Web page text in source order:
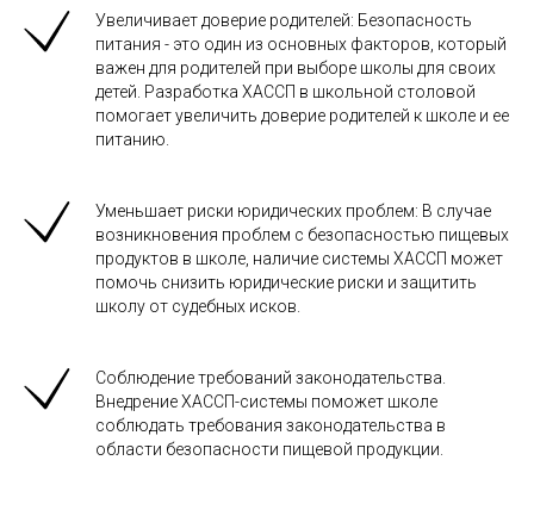
Увеличивает доверие родителей: Безопасность
питания - это один из основных факторов, который
важен для родителей при выборе школы для своих
детей. Разработка ХАССП в школьной столовой
помогает увеличить доверие родителей к школе и ее
питанию.
Уменьшает риски юридических проблем: В случае
возникновения проблем с безопасностью пищевых
продуктов в школе, наличие системы ХАССП может
помочь снизить юридические риски и защитить
школу от судебных исков.
Соблюдение требований законодательства.
Внедрение ХАССП-системы поможет школе
соблюдать требования законодательства в
области безопасности пищевой продукции.